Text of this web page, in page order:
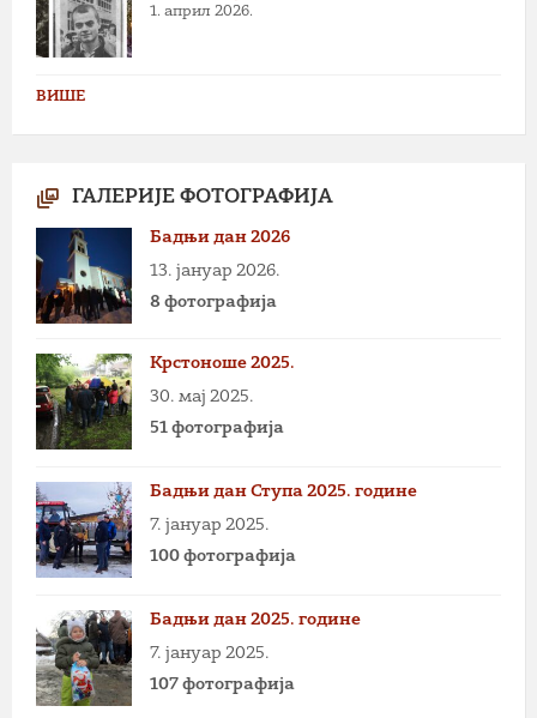
1. април 2026.
ВИШЕ
ГАЛЕРИЈЕ ФОТОГРАФИЈА
Бадњи дан 2026
13. јануар 2026.
8 фотографија
Крстоноше 2025.
30. мај 2025.
51 фотографија
Бадњи дан Ступа 2025. године
7. јануар 2025.
100 фотографија
Бадњи дан 2025. године
7. јануар 2025.
107 фотографија